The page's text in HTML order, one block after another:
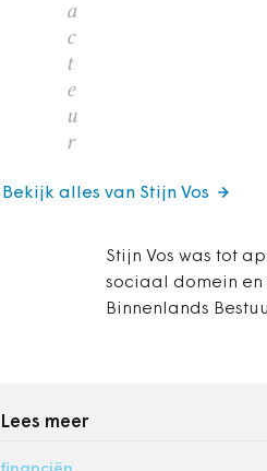
a
c
t
e
u
r
Stijn Vos was tot
sociaal domein
Binnenlands
Bekijk alles van Stijn Vos
Lees meer